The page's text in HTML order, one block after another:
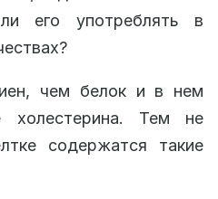
его употреблять в
чем белок и в нем
холестерина. Тем не
содержатся такие